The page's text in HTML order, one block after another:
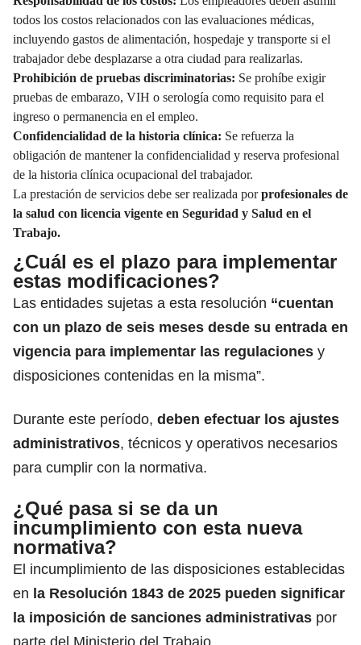
todos los costos relacionados con las evaluaciones médicas,
incluyendo gastos de alimentación, hospedaje y transporte si el
trabajador debe desplazarse a otra ciudad para realizarlas.
Prohibición de pruebas discriminatorias: Se prohíbe exigir
pruebas de embarazo, VIH o serología como requisito para el
ingreso o permanencia en el empleo.
Confidencialidad de la historia clínica: Se refuerza la
obligación de mantener la confidencialidad y reserva profesional
de la historia clínica ocupacional del trabajador.
La prestación de servicios debe ser realizada porprofesionales de
la salud con licencia vigente en Seguridad y Salud en el
Trabajo.
¿Cuál es el plazo para implementar
estas modificaciones?
Las entidades sujetas a esta resolución “cuentan
con un plazo de seis meses desde su entrada en
vigencia para implementar las regulaciones y
disposiciones contenidas en la misma”.
Durante este período, deben efectuar los ajustes
administrativos, técnicos y operativos necesarios
para cumplir con la normativa.
¿Qué pasa si se da un
incumplimiento con esta nueva
normativa?
El incumplimiento de las disposiciones establecidas
en la Resolución 1843 de 2025 pueden significar
la imposición de sanciones administrativas por
parte del Ministerio del Trabajo.